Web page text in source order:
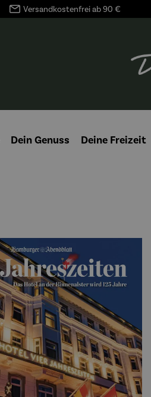
Versandkostenfrei ab 90 €
Dein Genuss Deine Freizeit